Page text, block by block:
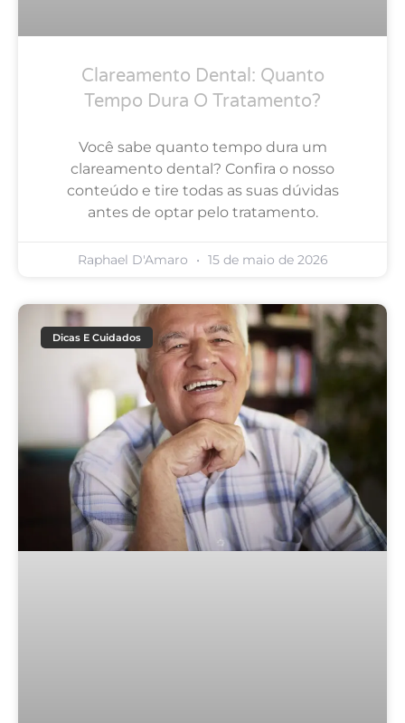
Clareamento Dental: Quanto
Tempo Dura O Tratamento?
Você sabe quanto tempo dura um
clareamento dental? Confira o nosso
conteúdo e tire todas as suas dúvidas
antes de optar pelo tratamento.
Raphael D'Amaro 15 de maio de 2026
Dicas E Cuidados